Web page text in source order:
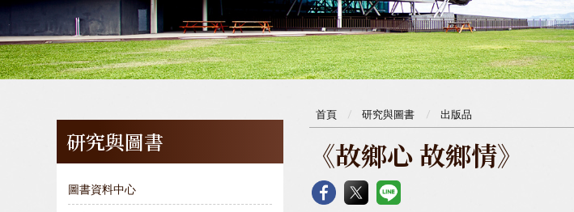
研究與圖書
圖書資料中心
首頁 研究與圖書 出版品
《故鄉心 故鄉情》